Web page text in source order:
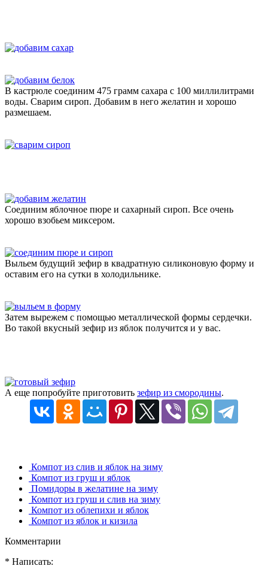
В кастрюле соединим 475 грамм сахара с 100 миллилитрами
воды. Сварим сироп. Добавим в него желатин и хорошо
размешаем.
Соединим яблочное пюре и сахарный сироп. Все очень
хорошо взобьем миксером.
Выльем будущий зефир в квадратную силиконовую форму и
оставим его на сутки в холодильнике.
Затем вырежем с помощью металлической формы сердечки.
Во такой вкусный зефир из яблок получится и у вас.
А еще попробуйте приготовить зефир из смородины.
Компот из слив и яблок на зиму
Компот из груш и яблок
Помидоры в желатине на зиму
Компот из груш и слив на зиму
Компот из облепихи и яблок
Компот из яблок и кизила
Комментарии
* Написать: